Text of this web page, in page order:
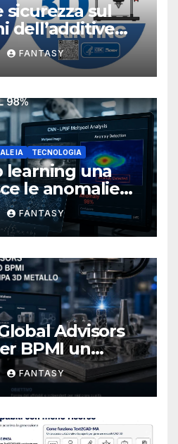
sicurezza sul
dell’additive
secondo
FANTASY
IA TECNOLOGIA
learning una
le anomalie
fusione
FANTASY
Advisors
BPMI un
la stampa 3D
alla filiera
FANTASY